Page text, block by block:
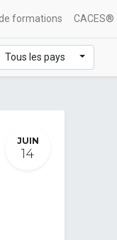
formations CACES®
Tous les pays
JUIN
14